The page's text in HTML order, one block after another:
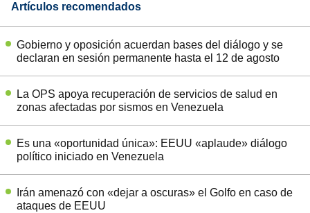
Artículos recomendados
Gobierno y oposición acuerdan bases del diálogo y se
declaran en sesión permanente hasta el 12 de agosto
La OPS apoya recuperación de servicios de salud en
zonas afectadas por sismos en Venezuela
Es una «oportunidad única»: EEUU «aplaude» diálogo
político iniciado en Venezuela
Irán amenazó con «dejar a oscuras» el Golfo en caso de
ataques de EEUU